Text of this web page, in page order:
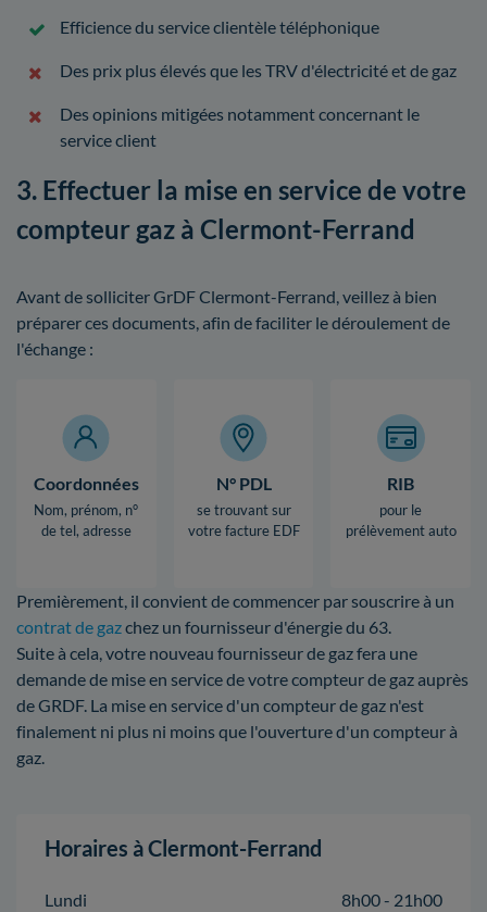
Efficience du service clientèle téléphonique
Des prix plus élevés que les TRV d'électricité et de gaz
Des opinions mitigées notamment concernant le
service client
3. Effectuer la mise en service de votre
compteur gaz à Clermont-Ferrand
Avant de solliciter GrDF Clermont-Ferrand, veillez à bien
préparer ces documents, afin de faciliter le déroulement de
l'échange :
Coordonnées
Nom, prénom, n°
de tel, adresse
N° PDL
se trouvant sur
votre facture EDF
RIB
pour le
prélèvement auto
Premièrement, il convient de commencer par souscrire à un
contrat de gazchez un fournisseur d'énergie du 63.
Suite à cela, votre nouveau fournisseur de gaz fera une
demande de mise en service de votre compteur de gaz auprès
de GRDF. La mise en service d'un compteur de gaz n'est
finalement ni plus ni moins que l'ouverture d'un compteur à
gaz.
Horaires à Clermont-Ferrand
Lundi
8h00 - 21h00